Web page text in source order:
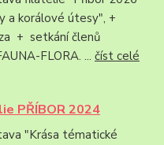
a korálové útesy", +
+ setkání členů
FLORA. ... číst celé
PŘÍBOR 2024
"Krása tématické